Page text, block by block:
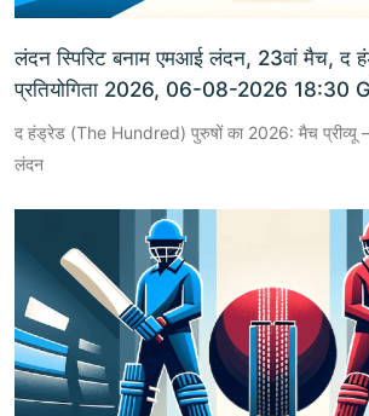
लंदन स्पिरिट बनाम एमआई लंदन, 23वां मैच, द
प्रतियोगिता 2026, 06-08-2026 18:30
द हंड्रेड (The Hundred) पुरुषों का 2026: मैच प्रीव्यू –
लंदन